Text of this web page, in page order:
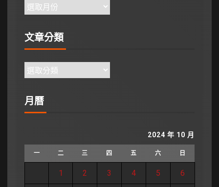
文章分類
月曆
2024 年 10 月
一 二 三 四 五 六 日
1 2 3 4 5 6